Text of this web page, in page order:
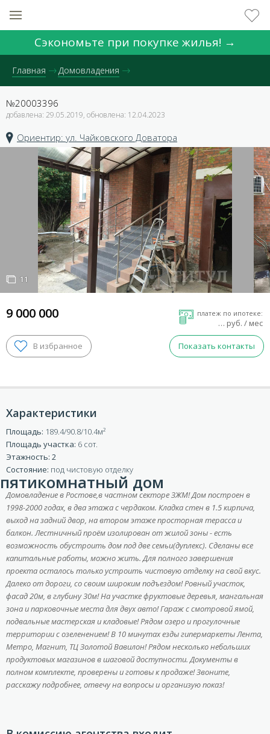
ВХОД ДЛЯ КЛИЕНТОВ
Сэкономьте при покупке жилья! →
Главная Домовладения
№20003396
добавлена: 29.05.2019, обновлена: 12.04.2023
11
Ориентир: ул. Чайковского Доватора
11
9 000 000 платеж по ипотеке:
… руб. / мес
Показать контакты
Характеристики
Площадь: 189.4/90.8/10.4
Площадь участка: 6 сот.
Этажность: 2
Состояние: под чистовую отделку
пятикомнатный дом
Домовладение в Ростове,в частном секторе ЗЖМ!Дом построен в
1998-2000 годах, в два этажа с чердаком. Кладка стен в 1.5 кирпича,
выход на задний двор, на втором этаже просторная терасса и
балкон. Лестничный проём изолирован от жилой зоны - есть
возможность обустроить дом под две семьи(дуплекс). Сделаны все
капитальные работы, можно жить. Для полного завершения
проекта осталось только устроить чистовую отделку на свой вкус.
Далеко от дороги, со своим широким подъездом! Ровный участок,
фасад 20м, в глубину 30м! На участке фруктовые деревья, мангальная
зона и парковочные места для двух авто! Гараж с смотровой ямой,
подвальные мастерская и кладовые! Рядом озеро и прогулочные
территории с озеленением! В 10 минутах езды гипермаркеты Лента,
Метро, Магнит, ТЦ Золотой Вавилон! Рядом несколько небольших
продуктовых магазинов в шаговой доступности.Документы в
полном комплекте, проверены и готовы к продаже!Звоните,
расскажу подробнее, отвечу на вопросы и организую показ!